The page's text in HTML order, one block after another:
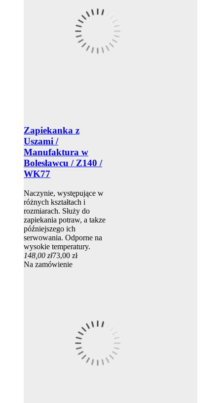
Zapiekanka z
Uszami /
Manufaktura w
Bolesławcu / Z140 /
WK77
Naczynie, występujące w
różnych kształtach i
rozmiarach. Służy do
zapiekania potraw, a takze
późniejszego ich
serwowania. Odporne na
wysokie temperatury.
148,00 zł73,00 zł
Na zamówienie